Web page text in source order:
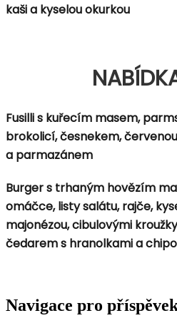
kaši a kyselou okurkou
Fusilli s kuřecím masem,
brokolicí, česnekem,
a parmazánem
Burger s trhaným hovězím
omáčce, listy salátu, rajče,
majonézou, cibulovými
čedarem s hranolkami a
Navigace pro